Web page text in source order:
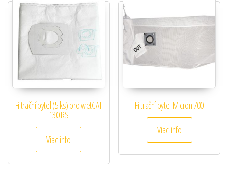
Filtrační pytel (5 ks) pro wetCAT
130 RS
Viac info
Filtrační pytel Micron 700
Viac info